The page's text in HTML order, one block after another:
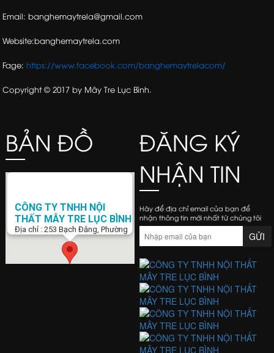
Email: banghemaytrela@gmail.com
Website:banghemaytrela.com
Fage:https://www.facebook.com/banghemaytrelacom/
Copyright © 2017 by Mây Tre Lục Bình.
BẢN ĐỒ
CÔNG TY TNHH NỘI
THẤT MÂY TRE LỤC BÌNH
Địa chỉ : 253 Bạch Đằng, Phường
15, Q. Bình Thạnh, Tp. Hồ Chí Minh
Điện Thoại : 0938 423 805
banghemaytrela@gmail.com
ĐĂNG KÝ
NHẬN TIN
Hãy để địa chỉ email của bạn để
nhận thông tin mới nhất từ chúng tôi